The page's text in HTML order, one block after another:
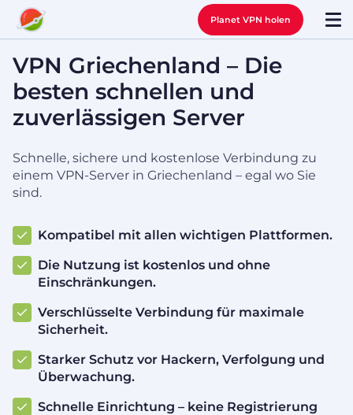
Planet VPN holen
VPN Griechenland – Die
besten schnellen und
zuverlässigen Server
Schnelle, sichere und kostenlose Verbindung zu
einem VPN-Server in Griechenland – egal wo Sie
sind.
Kompatibel mit allen wichtigen Plattformen.
Die Nutzung ist kostenlos und ohne
Einschränkungen.
Verschlüsselte Verbindung für maximale
Sicherheit.
Starker Schutz vor Hackern, Verfolgung und
Überwachung.
Schnelle Einrichtung – keine Registrierung